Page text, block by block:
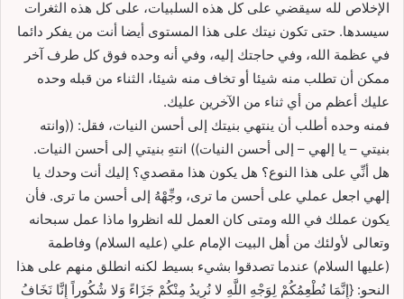
الإخلاص لله سيقضي على كل هذه السلبيات، على كل هذه الثغرات
سيسدها. حتى تكون نيتك على هذا المستوى أيضا أنت من يفكر دائما
في عظمة الله، وفي حاجتك إليه، وفي أنه وحده فوق كل طرف آخر
ممكن أن تطلب منه شيئا أو تخاف منه شيئا، الثناء من قبله وحده
عليك أعظم من أي ثناء من الآخرين عليك.
فمنه وحده أطلب أن ينتهي بنيتك إلى أحسن النيات، فقل: ((وانته
بنيتي – يا إلهي – إلى أحسن النيات)) انتهِ بنيتي إلى أحسن النيات.
هل أنِّي على هذا النوع؟ هل يكون هذا مقصدي؟ إليك أنت وحدك يا
إلهي اجعل عملي على أحسن ما ترى، وجِّهْهُ إلى أحسن ما ترى. فأن
يكون عملك في الله ومتى كان العمل لله انظروا ماذا عمل سبحانه
وتعالى لأولئك من أهل البيت الإمام علي (عليه السلام) وفاطمة
(عليها السلام) عندما تصدقوا بشيء بسيط لكنه انطلق منهم على هذا
النحو: {إِنَّمَا نُطْعِمُكُمْ لِوَجْهِ اللَّهِ لا نُرِيدُ مِنْكُمْ جَزَاءً وَلا شُكُوراً إِنَّا نَخَافُ